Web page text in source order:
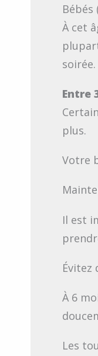
Bébés
À cet
soirée.
Entre
plus.
Votre
Il est
Évitez
À 6
Les